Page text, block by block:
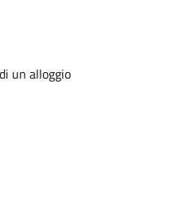
un alloggio